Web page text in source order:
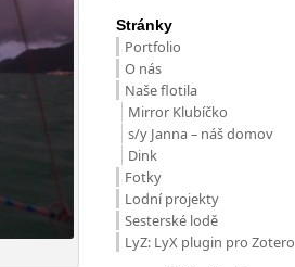
Stránky
Portfolio
O nás
Naše flotila
Mirror Klubíčko
s/y Janna – náš domov
Dink
Fotky
Lodní projekty
Sesterské lodě
LyZ: LyX plugin pro Zotero